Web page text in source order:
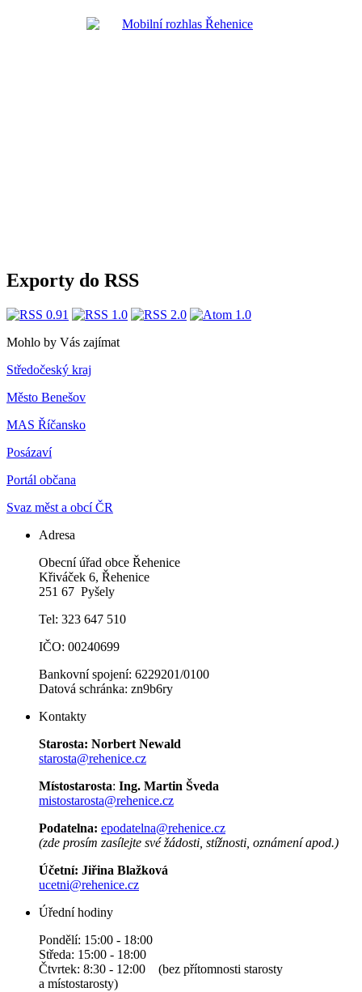
Exporty do RSS
Mohlo by Vás zajímat
Středočeský kraj
Město Benešov
MAS Říčansko
Posázaví
Portál občana
Svaz měst a obcí ČR
Adresa
Obecní úřad obce Řehenice
Křiváček 6, Řehenice
251 67 Pyšely
Tel: 323 647 510
IČO: 00240699
Bankovní spojení: 6229201/0100
Datová schránka: zn9b6ry
Kontakty
Starosta: Norbert Newald
starosta@rehenice.cz
Místostarosta: Ing. Martin Šveda
mistostarosta@rehenice.cz
Podatelna: epodatelna@rehenice.cz
(zde prosím zasílejte své žádosti, stížnosti, oznámení apod.)
Účetní: Jiřina Blažková
ucetni@rehenice.cz
Úřední hodiny
Pondělí: 15:00 - 18:00
Středa: 15:00 - 18:00
Čtvrtek: 8:30 - 12:00 (bez přítomnosti starosty
a místostarosty)